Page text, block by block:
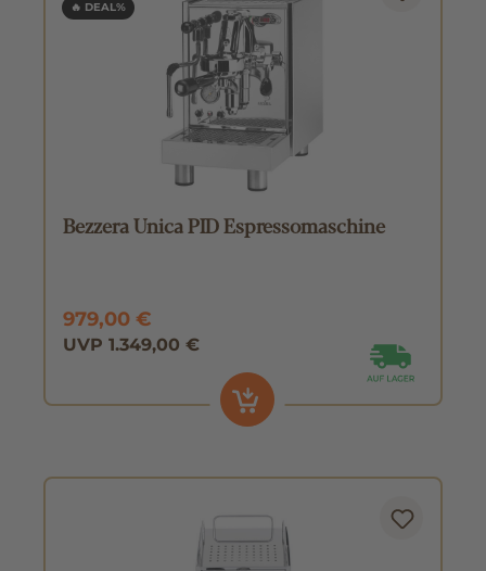
🔥 DEAL%
Bezzera Unica PID Espressomaschine
979,00 €
UVP 1.349,00 €